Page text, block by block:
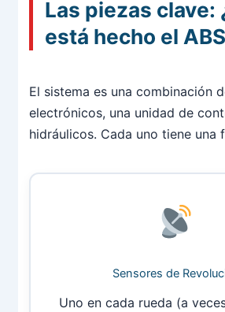
Las piezas clave:
está hecho el
El sistema es una combinación
electrónicos, una unidad de
hidráulicos. Cada uno tiene una
Sensores de
Uno en cada rueda (a